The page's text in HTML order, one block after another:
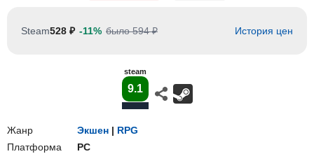
Steam528 ₽ -11% было 594 ₽ История цен
steam
9.1
Жанр Экшен | RPG
Платформа
PC